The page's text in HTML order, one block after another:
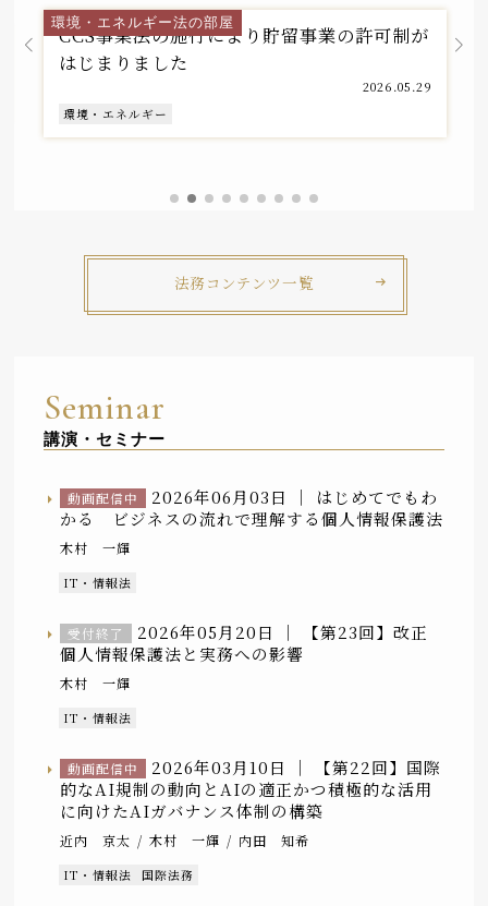
環境・エネルギー法の部屋
CCS事業法の施行により貯留事業の許可制が
はじまりました
2026.05.29
環境・エネルギー
法務コンテンツ一覧
Seminar
講演・セミナー
動画配信中 2026年06月03日 ｜
はじめてでもわ
かる ビジネスの流れで理解する個人情報保護法
木村 一輝
IT・情報法
受付終了 2026年05月20日 ｜
【第23回】改正
個人情報保護法と実務への影響
木村 一輝
IT・情報法
動画配信中 2026年03月10日 ｜
【第22回】国際
的なAI規制の動向とAIの適正かつ積極的な活用
に向けたAIガバナンス体制の構築
近内 京太 木村 一輝 内田 知希
IT・情報法 国際法務